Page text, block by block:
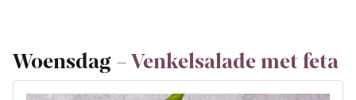
Woensdag –Venkelsalade met feta